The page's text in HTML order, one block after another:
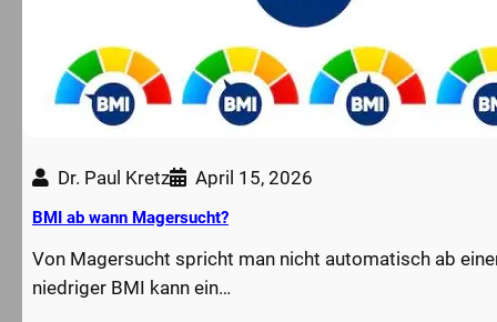
Dr. Paul Kretz April 15, 2026
BMI ab wann Magersucht?
Von Magersucht spricht man nicht automatisch ab
niedriger BMI kann ein…